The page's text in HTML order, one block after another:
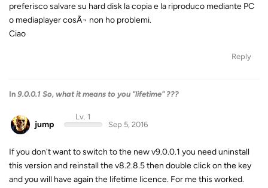
preferisco salvare su hard disk la copia e la riproduco mediante PC
o mediaplayer cosÃ¬ non ho problemi.
Ciao
Reply
In 9.0.0.1 So, what it means to you "lifetime" ???
jump
Lv. 1
Sep 5, 2016
If you don't want to switch to the new v9.0.0.1 you need uninstall
this version and reinstall the v8.2.8.5 then double click on the key
and you will have again the lifetime licence. For me this worked.